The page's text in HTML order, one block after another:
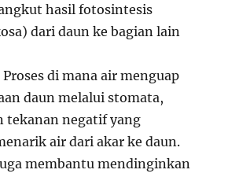
hasil fotosintesis
dari daun ke bagian lain
Proses di mana air menguap
daun melalui stomata,
tekanan negatif yang
air dari akar ke daun.
membantu mendinginkan